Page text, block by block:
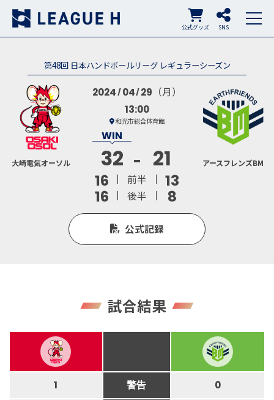
SNS
公式グッズ
第48回 日本ハンドボールリーグ レギュラーシーズン
大崎電気オーソル
2024 04 29 （月）
13:00
和光市総合体育館
32 21
16 前半
13
16
後半 8
アースフレンズBM
公式記録
試合結果
1 警告 0